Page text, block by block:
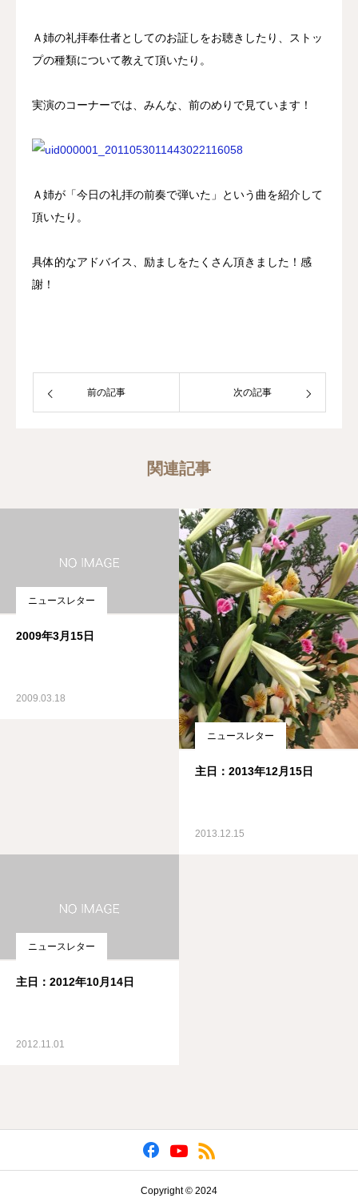
Ａ姉の礼拝奉仕者としてのお証しをお聴きしたり、ストッ
プの種類について教えて頂いたり。
実演のコーナーでは、みんな、前のめりで見ています！
Ａ姉が「今日の礼拝の前奏で弾いた」という曲を紹介して
頂いたり。
具体的なアドバイス、励ましをたくさん頂きました！感
謝！
前の記事 次の記事
関連記事
ニュースレター
2009年3月15日
2009.03.18
ニュースレター
主日：2013年12月15日
2013.12.15
ニュースレター
主日：2012年10月14日
2012.11.01
Copyright © 2024